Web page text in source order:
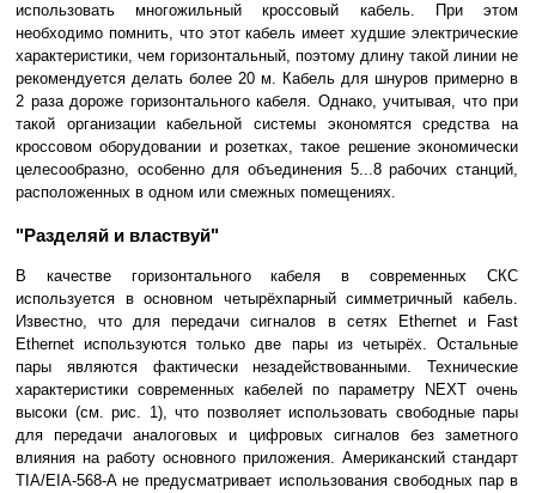
использовать многожильный кроссовый кабель. При этом
необходимо помнить, что этот кабель имеет худшие электрические
характеристики, чем горизонтальный, поэтому длину такой линии не
рекомендуется делать более 20 м. Кабель для шнуров примерно в
2 раза дороже горизонтального кабеля. Однако, учитывая, что при
такой организации кабельной системы экономятся средства на
кроссовом оборудовании и розетках, такое решение экономически
целесообразно, особенно для объединения 5...8 рабочих станций,
расположенных в одном или смежных помещениях.
"Разделяй и властвуй"
В качестве горизонтального кабеля в современных СКС
используется в основном четырёхпарный симметричный кабель.
Известно, что для передачи сигналов в сетях Ethernet и Fast
Ethernet используются только две пары из четырёх. Остальные
пары являются фактически незадействованными. Технические
характеристики современных кабелей по параметру NEXT очень
высоки (см. рис. 1), что позволяет использовать свободные пары
для передачи аналоговых и цифровых сигналов без заметного
влияния на работу основного приложения. Американский стандарт
TIA/EIA-568-A не предусматривает использования свободных пар в